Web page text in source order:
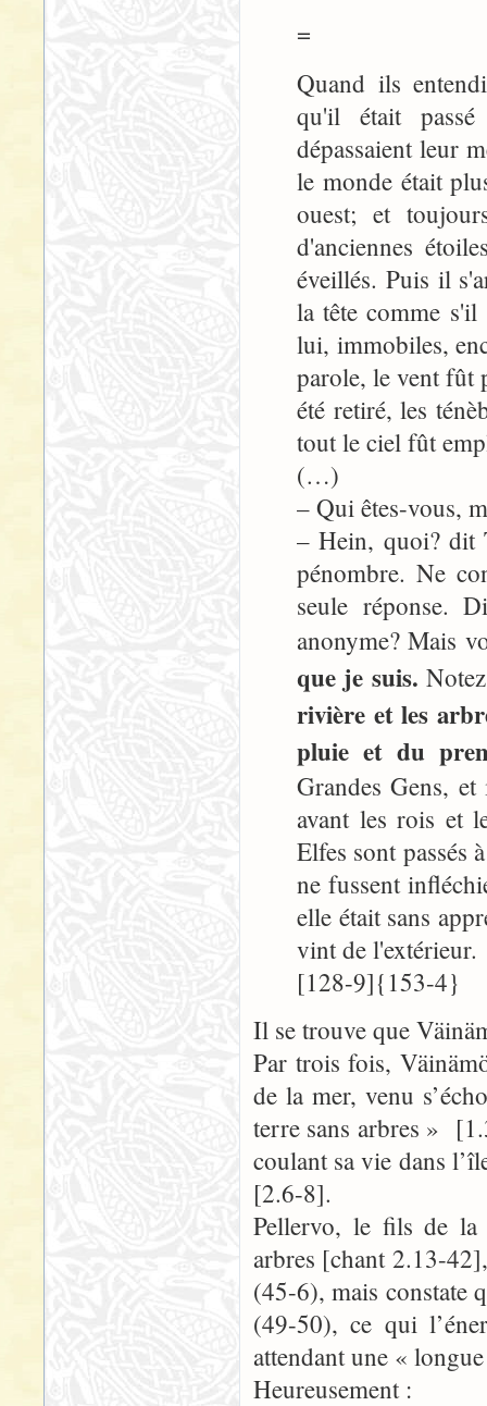
=
Quand ils
qu'il était
dépassaient leur
le monde était
ouest; et
d'anciennes
éveillés. Puis il
la tête comme s'il
lui, immobiles,
parole, le vent fût
été retiré, les
tout le ciel fût
(…)
– Qui êtes-vous,
– Hein, quoi? dit
pénombre. Ne
seule réponse.
anonyme? Mais
que je suis.
rivière et les
pluie et du
Grandes Gens,
avant les rois et
Elfes sont passés
ne fussent
elle était sans
vint de
[128-9]{153-4}
Il se trouve que
Par trois fois,
de la mer, venu
terre sans arbres »
coulant sa vie dans
[2.6-8].
Pellervo, le fils de la
arbres [chant 2.13-
(45-6), mais constate
(49-50), ce qui
attendant une «
Heureusement :